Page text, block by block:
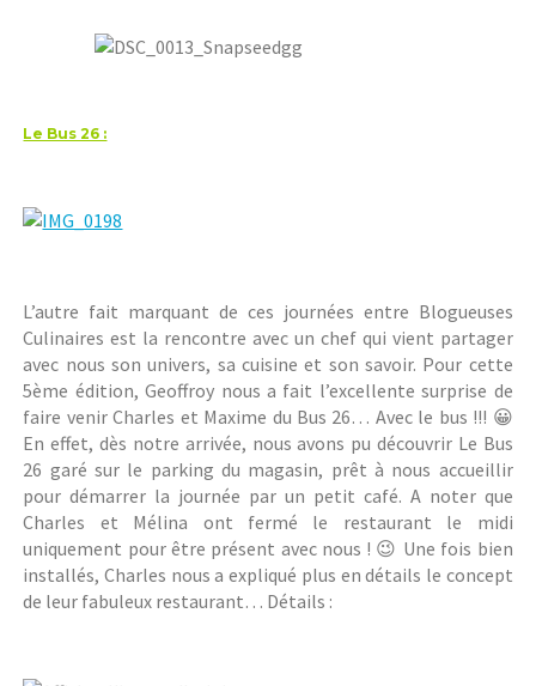
Le Bus 26 :
L’autre fait marquant de ces journées entre Blogueuses
Culinaires est la rencontre avec un chef qui vient partager
avec nous son univers, sa cuisine et son savoir. Pour cette
5ème édition, Geoffroy nous a fait l’excellente surprise de
faire venir Charles et Maxime du Bus 26… Avec le bus !!! 😀
En effet, dès notre arrivée, nous avons pu découvrir Le Bus
26 garé sur le parking du magasin, prêt à nous accueillir
pour démarrer la journée par un petit café. A noter que
Charles et Mélina ont fermé le restaurant le midi
uniquement pour être présent avec nous ! 😉 Une fois bien
installés, Charles nous a expliqué plus en détails le concept
de leur fabuleux restaurant… Détails :